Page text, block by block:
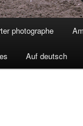
photographe
Auf deutsch